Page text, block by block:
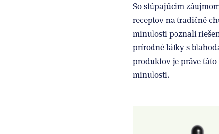
So stúpajúcim
receptov na tradičné
minulosti poznali
prírodné látky s
produktov je práve
minulosti.